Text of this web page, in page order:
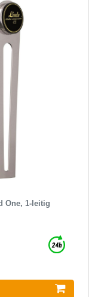
One, 1-leitig